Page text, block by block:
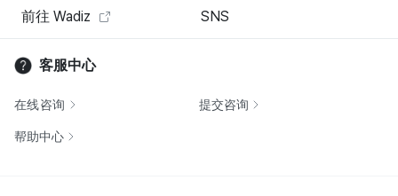
前往 Wadiz
SNS
客服中心
在线咨询 提交咨询
帮助中心